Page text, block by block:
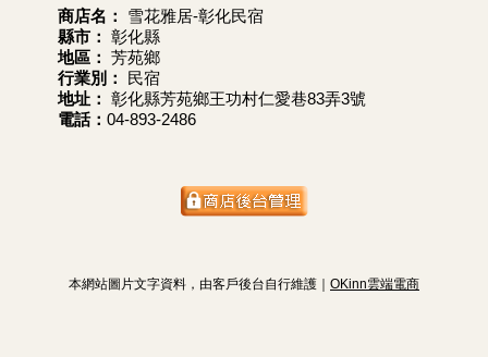
商店名：
雪花雅居-彰化民宿
縣市： 彰化縣
地區： 芳苑鄉
行業別：
民宿
地址： 彰化縣芳苑鄉王功村仁愛巷83弄3號
電話： 04-893-2486
本網站圖片文字資料，由客戶後台自行維護｜ OKinn雲端電商